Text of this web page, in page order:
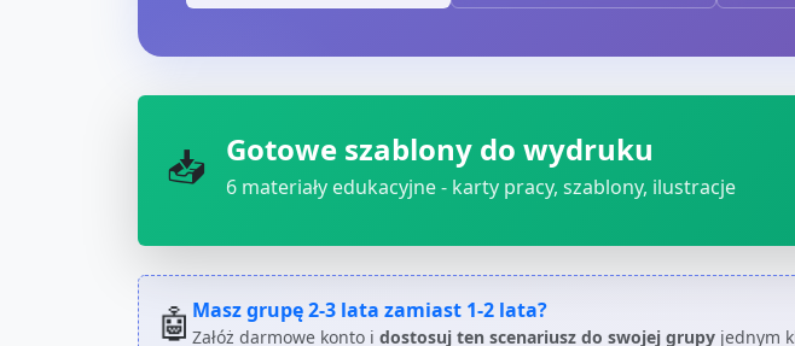
📥 Gotowe szablony do wydruku
6 materiały edukacyjne - karty pracy, szablony, ilustracje
🤖Masz grupę2-3 lata zamiast 1-2 lata?
Załóż darmowe konto i dostosuj ten scenariusz do swojej grupy jednym